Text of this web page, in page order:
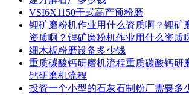
VSI6X1150干式高产预粉磨
锂矿磨粉机作业用什么资质啊？锂矿
资质啊？锂矿磨粉机作业用什么资质
细木板粉磨设备多少钱
重质碳酸钙研磨机流程重质碳酸钙研
钙研磨机流程
投资一个小型的石灰石制粉厂需要多